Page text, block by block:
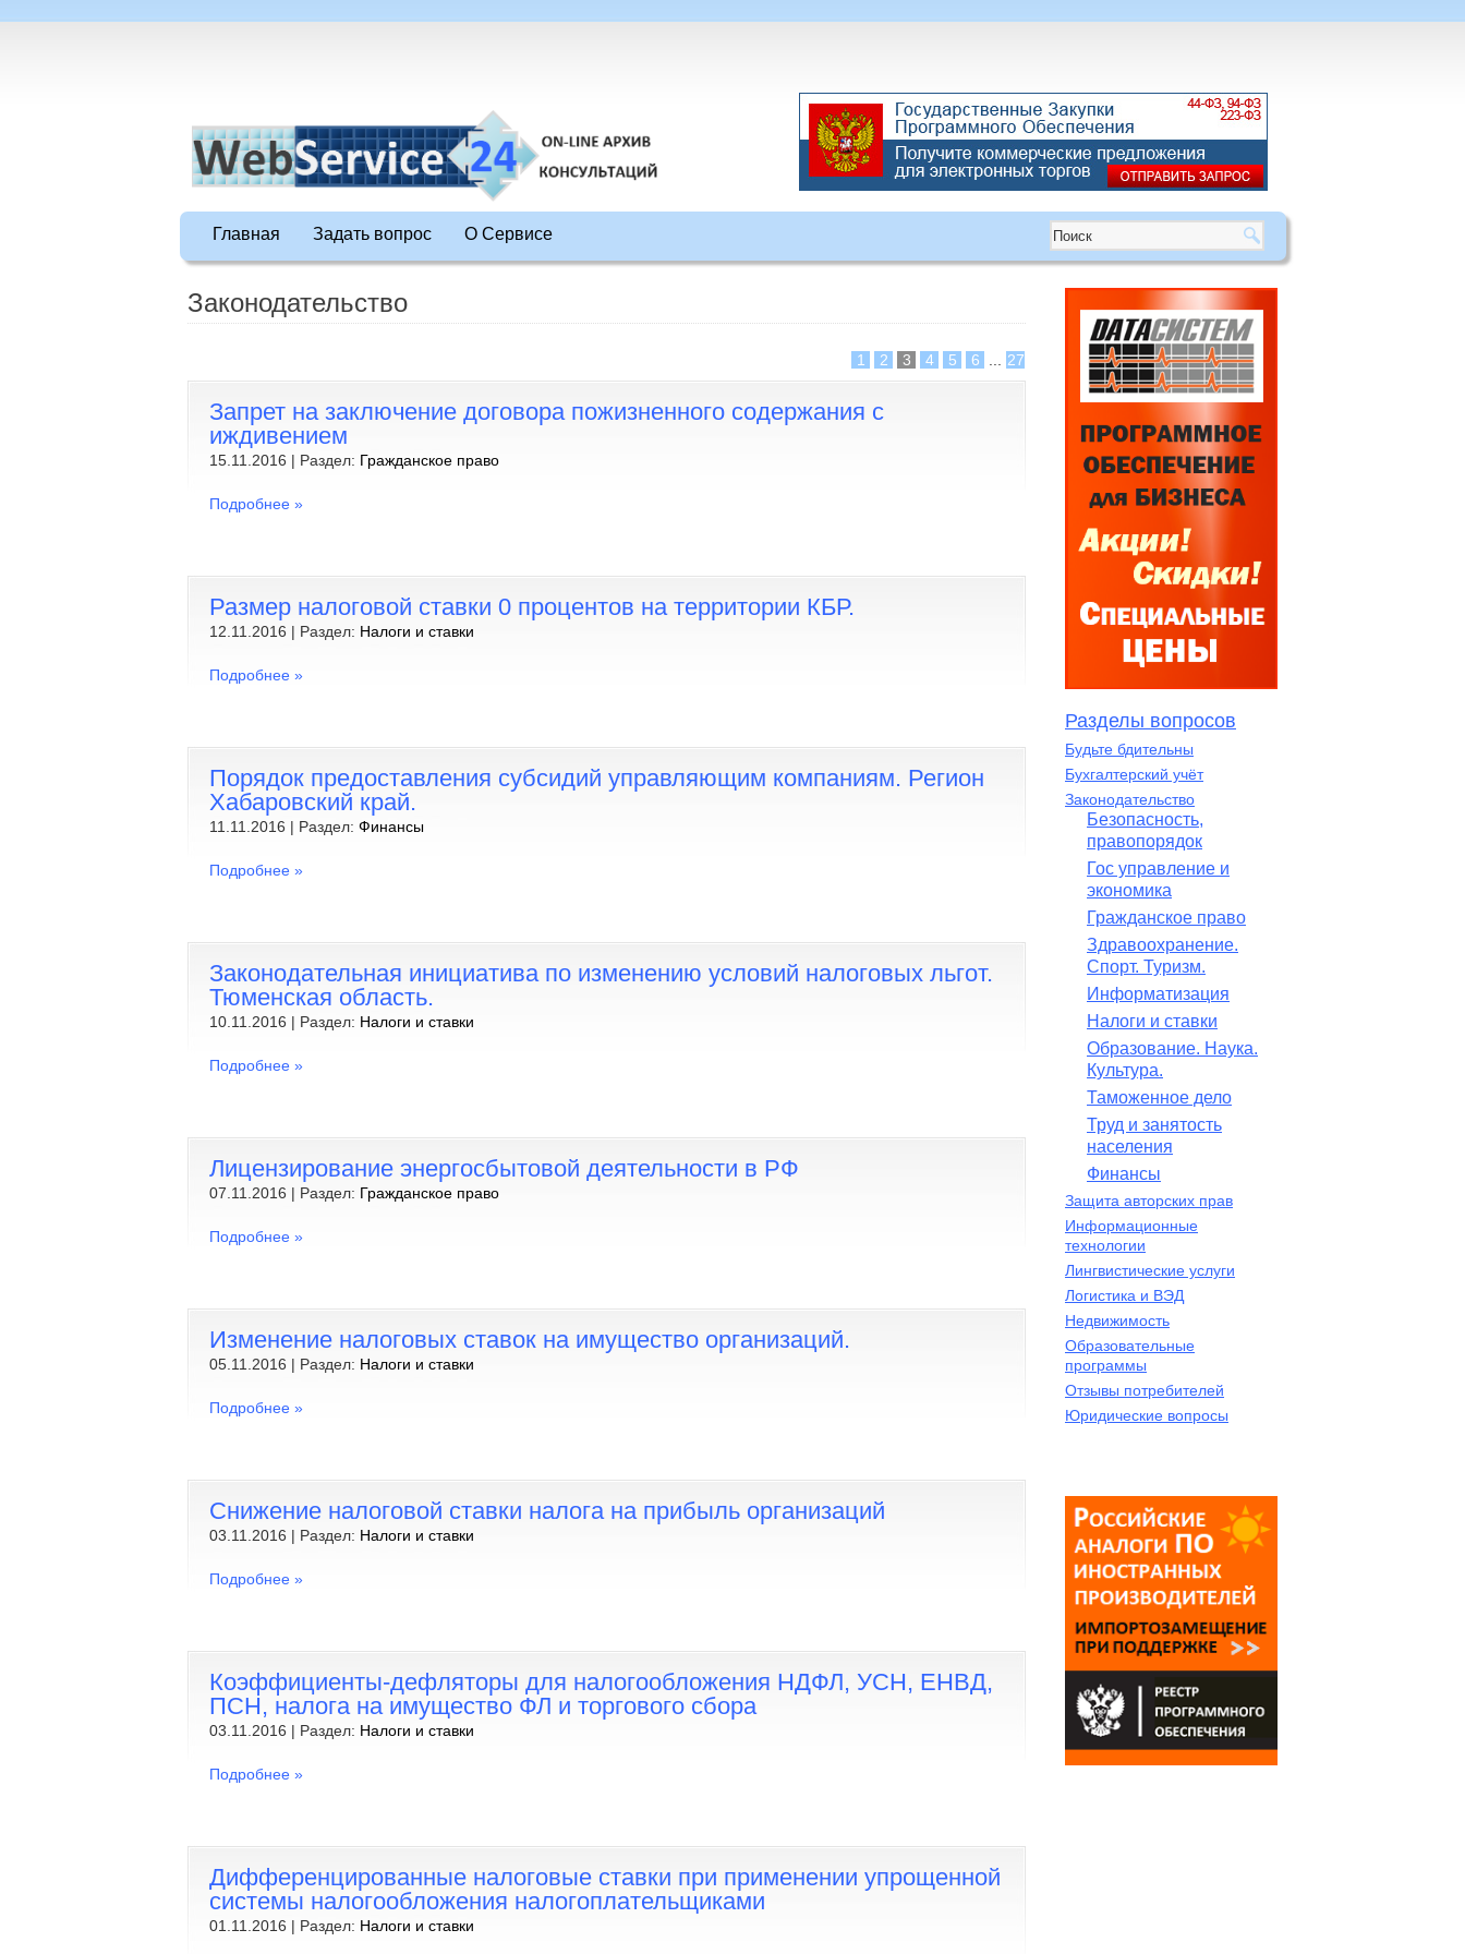
Главная Задать вопрос О Сервисе
Законодательство
1 2 3 4 5 6 27
Запрет на заключение договора пожизненного содержания с
иждивением
15.11.2016 | Раздел: Гражданское право
Подробнее »
Размер налоговой ставки 0 процентов на территории КБР.
12.11.2016 | Раздел: Налоги и ставки
Подробнее »
Порядок предоставления субсидий управляющим компаниям. Регион
Хабаровский край.
11.11.2016 | Раздел: Финансы
Подробнее »
Законодательная инициатива по изменению условий налоговых льгот.
Тюменская область.
10.11.2016 | Раздел: Налоги и ставки
Подробнее »
Лицензирование энергосбытовой деятельности в РФ
07.11.2016 | Раздел: Гражданское право
Подробнее »
Изменение налоговых ставок на имущество организаций.
05.11.2016 | Раздел: Налоги и ставки
Подробнее »
Снижение налоговой ставки налога на прибыль организаций
03.11.2016 | Раздел: Налоги и ставки
Подробнее »
Коэффициенты-дефляторы для налогообложения НДФЛ, УСН, ЕНВД,
ПСН, налога на имущество ФЛ и торгового сбора
03.11.2016 | Раздел: Налоги и ставки
Подробнее »
Дифференцированные налоговые ставки при применении упрощенной
системы налогообложения налогоплательщиками
01.11.2016 | Раздел: Налоги и ставки
Разделы вопросов
Будьте бдительны
Бухгалтерский учёт
Законодательство
Безопасность,
правопорядок
Гос управление и
экономика
Гражданское право
Здравоохранение.
Спорт. Туризм.
Информатизация
Налоги и ставки
Образование. Наука.
Культура.
Таможенное дело
Труд и занятость
населения
Финансы
Защита авторских прав
Информационные
технологии
Лингвистические услуги
Логистика и ВЭД
Недвижимость
Образовательные
программы
Отзывы потребителей
Юридические вопросы